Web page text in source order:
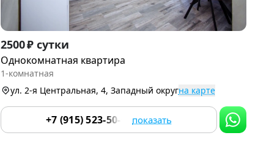
Item
1
of
2500 ₽ сутки
Однокомнатная квартира
1-комнатная
ул. 2-я Центральная, 4, Западный округна карте
+7 (915) 523-50-05 показать